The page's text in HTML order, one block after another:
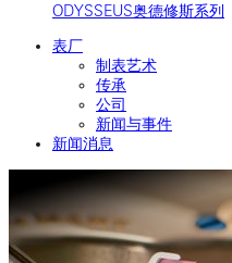
ODYSSEUS奥德修斯系列
表厂
制表艺术
传承
公司
新闻与事件
新闻消息